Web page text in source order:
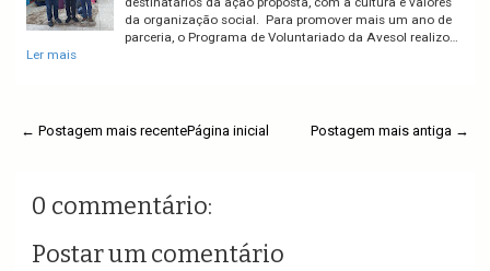
da organização social. Para promover mais um ano de
parceria, o Programa de Voluntariado da Avesol realizo…
Ler mais
← Postagem mais recente Postagem mais antiga →
Página inicial
0 commentário:
Postar um comentário